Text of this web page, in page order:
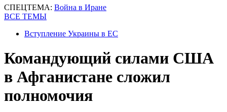
СПЕЦТЕМА: Война в Иране
ВСЕ ТЕМЫ
Вступление Украины в ЕС
Командующий силами США
в Афганистане сложил
полномочия